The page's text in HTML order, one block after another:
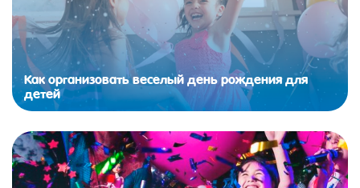
Как организовать веселый день рождения для
детей